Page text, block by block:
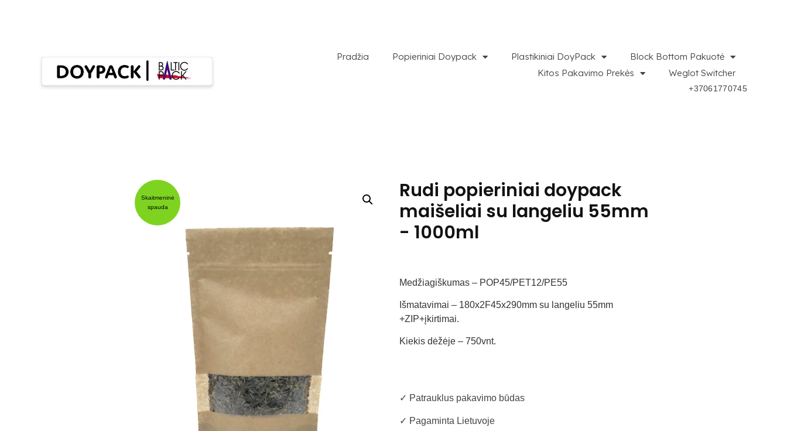
Pradžia Popieriniai Doypack Plastikiniai DoyPack
Block Bottom Pakuotė
Kitos Pakavimo Prekės
Weglot Switcher
+37061770745
Skaitmeninė
spauda
Rudi popieriniai doypack
maišeliai su langeliu 55mm
- 1000ml
Medžiagiškumas – POP45/PET12/PE55
Išmatavimai – 180x2F45x290mm su langeliu 55mm
+ZIP+įkirtimai.
Kiekis dėžėje – 750vnt.
✓ Patrauklus pakavimo būdas
✓ Pagaminta Lietuvoje